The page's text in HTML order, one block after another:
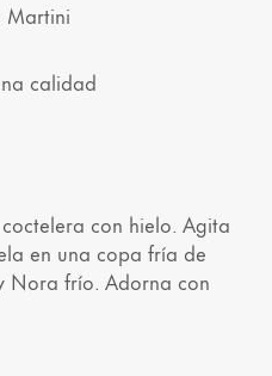
Martini
calidad
con hielo. Agita
en una copa fría de
Nora frío. Adorna con